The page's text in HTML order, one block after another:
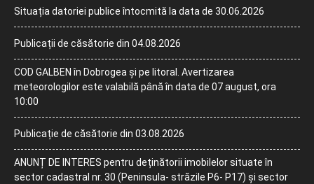
Situația datoriei publice întocmită la data de 30.06.2026
Publicații de căsătorie din 04.08.2026
COD GALBEN în Dobrogea și pe litoral. Avertizarea
meteorologilor este valabilă până în data de 07 august, ora
10:00
Publicație de căsătorie din 03.08.2026
ANUNȚ DE INTERES pentru deținătorii imobilelor situate în
sector cadastral nr. 30 (Peninsula- străzile P6- P17) și sector